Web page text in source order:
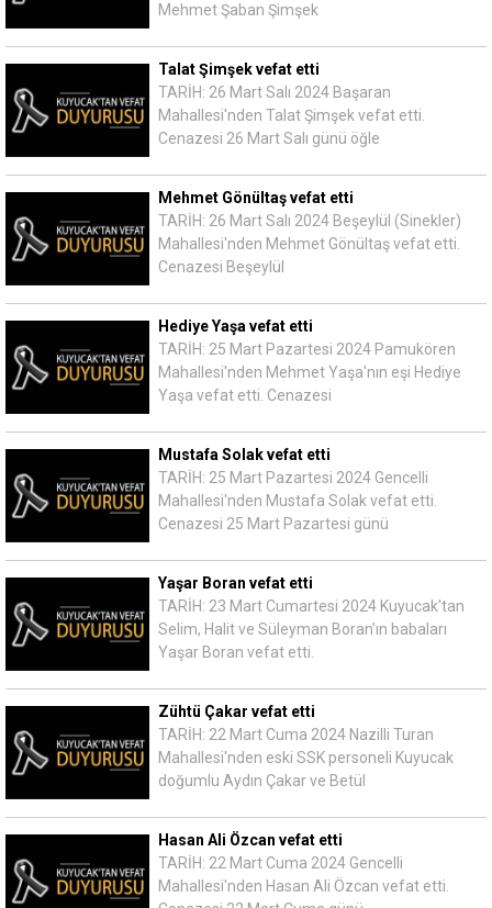
Mehmet Şaban Şimşek
Talat Şimşek vefat etti
TARİH: 26 Mart Salı 2024 Başaran
Mahallesi'nden Talat Şimşek vefat etti.
Cenazesi 26 Mart Salı günü öğle
Mehmet Gönültaş vefat etti
TARİH: 26 Mart Salı 2024 Beşeylül (Sinekler)
Mahallesi'nden Mehmet Gönültaş vefat etti.
Cenazesi Beşeylül
Hediye Yaşa vefat etti
TARİH: 25 Mart Pazartesi 2024 Pamukören
Mahallesi'nden Mehmet Yaşa'nın eşi Hediye
Yaşa vefat etti. Cenazesi
Mustafa Solak vefat etti
TARİH: 25 Mart Pazartesi 2024 Gencelli
Mahallesi'nden Mustafa Solak vefat etti.
Cenazesi 25 Mart Pazartesi günü
Yaşar Boran vefat etti
TARİH: 23 Mart Cumartesi 2024 Kuyucak'tan
Selim, Halit ve Süleyman Boran'ın babaları
Yaşar Boran vefat etti.
Zühtü Çakar vefat etti
TARİH: 22 Mart Cuma 2024 Nazilli Turan
Mahallesi'nden eski SSK personeli Kuyucak
doğumlu Aydın Çakar ve Betül
Hasan Ali Özcan vefat etti
TARİH: 22 Mart Cuma 2024 Gencelli
Mahallesi'nden Hasan Ali Özcan vefat etti.